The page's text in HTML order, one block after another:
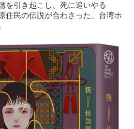
を引き起こし、死に追いやる
民の伝説が合わさった、台湾ホ